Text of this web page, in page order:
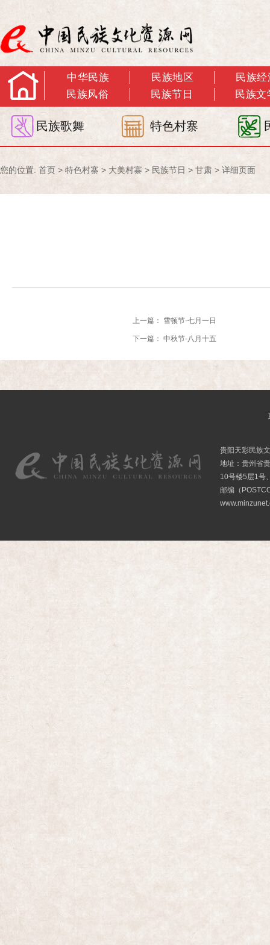
中华民族 民族地区
民族经
民族风俗
民族节日 民族文
民族歌舞 特色村寨
您的位置: 首页 > 特色村寨 > 大美村寨 > 民族节日 > 甘肃 > 详细页面
上一篇： 雪顿节-七月一日
下一篇： 中秋节-八月十五
贵阳天彩民族
地址：贵州省
10号楼5层1号
邮编（